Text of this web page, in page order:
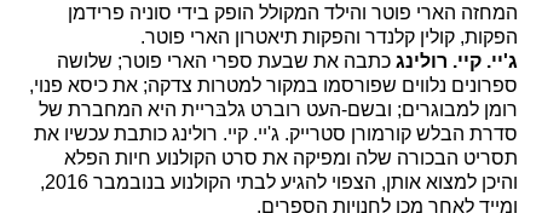
המחזה הארי פוטר והילד המקולל הופק בידי סוניה פרידמן
הפקות, קולין קלנדר והפקות תיאטרון הארי פוטר.
ג'יי. קיי. רולינג כתבה את שבעת ספרי הארי פוטר; שלושה
ספרונים נלווים שפורסמו במקור למטרות צדקה; את כיסא פנוי,
רומן למבוגרים; ובשם-העט רוברט גלבּריית היא המחברת של
סדרת הבלש קורמורן סטרייק. ג'יי. קיי. רולינג כותבת עכשיו את
תסריט הבכורה שלה ומפיקה את סרט הקולנוע חיות הפלא
והיכן למצוא אותן, הצפוי להגיע לבתי הקולנוע בנובמבר 2016,
ומייד לאחר מכן לחנויות הספרים.